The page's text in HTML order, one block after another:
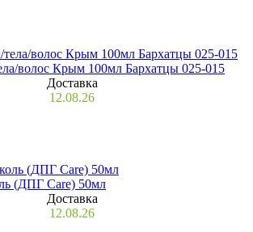
волос Крым 100мл Бархатцы 025-015
Доставка
12.08.26
(ДПГ Care) 50мл
Доставка
12.08.26